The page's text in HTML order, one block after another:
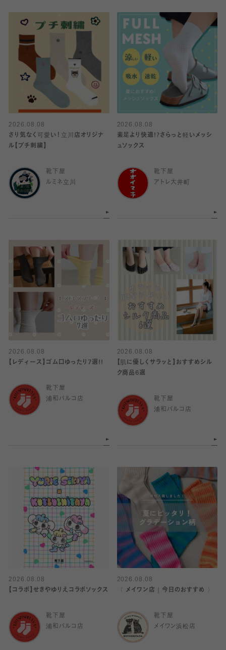
2026.08.08
さり気なく可愛い！立川店オリジナ
ル【プチ刺繍】
靴下屋
ルミネ立川
2026.08.08
素足より快適!?さらっと軽いメッシ
ュソックス
靴下屋
アトレ大井町
2026.08.08
【レディース】ゴム口ゆったり7選!!
靴下屋
浦和パルコ店
2026.08.08
【肌に優しくサラッと】おすすめシル
ク商品6選
靴下屋
浦和パルコ店
2026.08.08
【コラボ】せきやゆりえコラボソックス
靴下屋
浦和パルコ店
2026.08.08
〈 メイワン店｜今日のおすすめ 〉
靴下屋
メイワン浜松店